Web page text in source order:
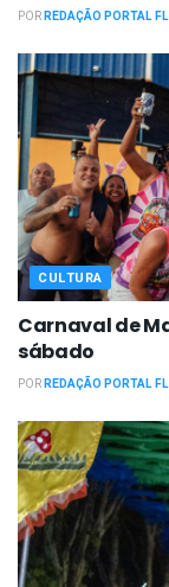
PORREDAÇÃO PORTAL
CULTURA
Carnaval de
sábado
PORREDAÇÃO PORTAL